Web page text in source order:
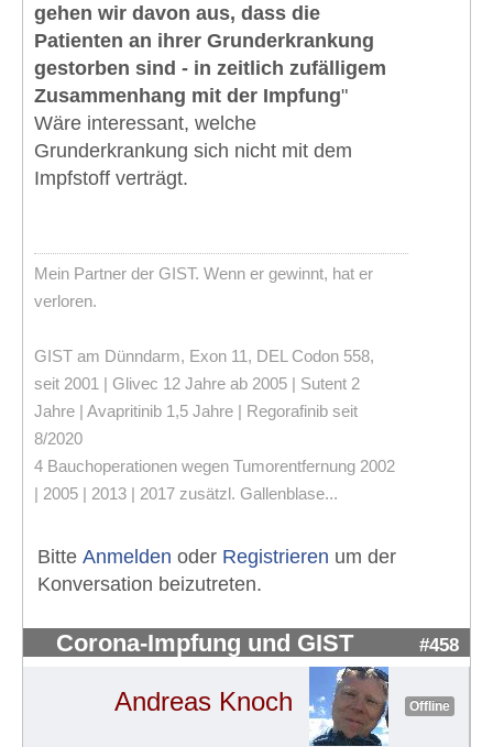
gehen wir davon aus, dass die
Patienten an ihrer Grunderkrankung
gestorben sind - in zeitlich zufälligem
Zusammenhang mit der Impfung"
Wäre interessant, welche
Grunderkrankung sich nicht mit dem
Impfstoff verträgt.
Mein Partner der GIST. Wenn er gewinnt, hat er
verloren.
GIST am Dünndarm, Exon 11, DEL Codon 558,
seit 2001 | Glivec 12 Jahre ab 2005 | Sutent 2
Jahre | Avapritinib 1,5 Jahre | Regorafinib seit
8/2020
4 Bauchoperationen wegen Tumorentfernung 2002
| 2005 | 2013 | 2017 zusätzl. Gallenblase...
Bitte Anmelden oder Registrieren um der
Konversation beizutreten.
Corona-Impfung und GIST #458
Andreas Knoch Offline